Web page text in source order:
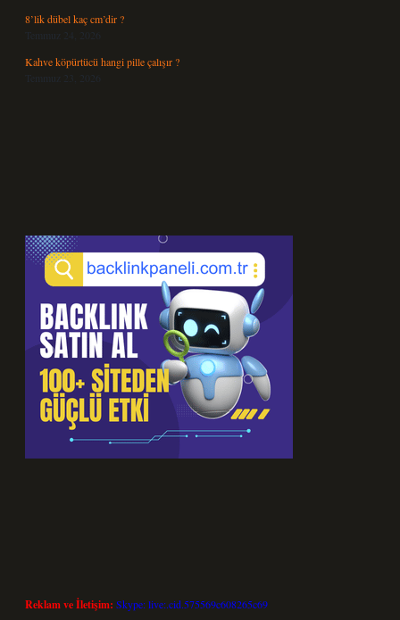
8’lik dübel kaç cm’dir ?
Temmuz 24, 2026
Kahve köpürtücü hangi pille çalışır ?
Temmuz 23, 2026
Reklam ve İletişim: Skype: live:.cid.575569c608265c69